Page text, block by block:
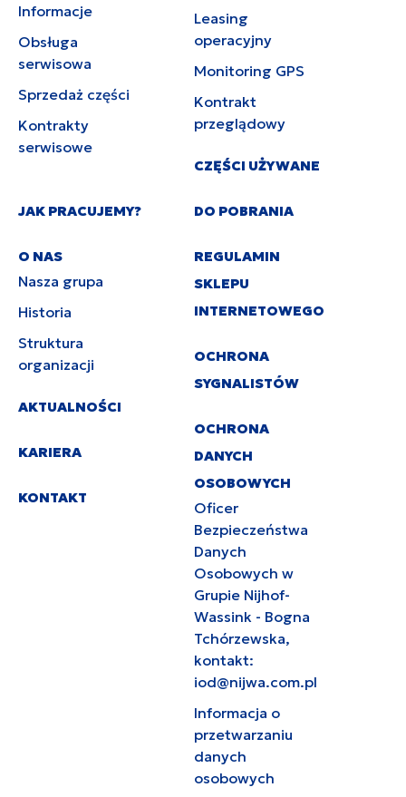
Informacje
Obsługa
serwisowa
Sprzedaż części
Kontrakty
serwisowe
Leasing
operacyjny
Monitoring GPS
Kontrakt
przeglądowy
CZĘŚCI UŻYWANE
JAK PRACUJEMY?
O NAS
Nasza grupa
Historia
Struktura
organizacji
AKTUALNOŚCI
KARIERA
KONTAKT
DO POBRANIA
REGULAMIN
SKLEPU
INTERNETOWEGO
OCHRONA
SYGNALISTÓW
OCHRONA
DANYCH
OSOBOWYCH
Oficer
Bezpieczeństwa
Danych
Osobowych w
Grupie Nijhof-
Wassink - Bogna
Tchórzewska,
kontakt:
iod@nijwa.com.pl
Informacja o
przetwarzaniu
danych
osobowych